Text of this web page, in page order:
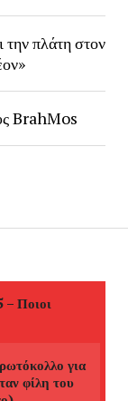
πλάτη στον
BrahMos